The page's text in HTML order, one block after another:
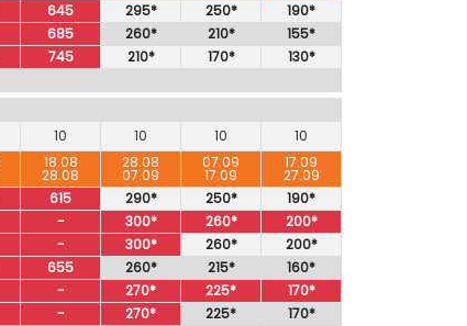
645 295* 250*
190*
685 260* 210*
155*
745 210* 170*
130*
10 10 10
10
18.08
28.08
28.08
07.09
07.09
17.09
17.09
27.09
615 290* 250*
190*
- 300* 260*
200*
- 300* 260*
200*
655 260* 215*
160*
- 270* 225*
170*
- 270* 225*
170*